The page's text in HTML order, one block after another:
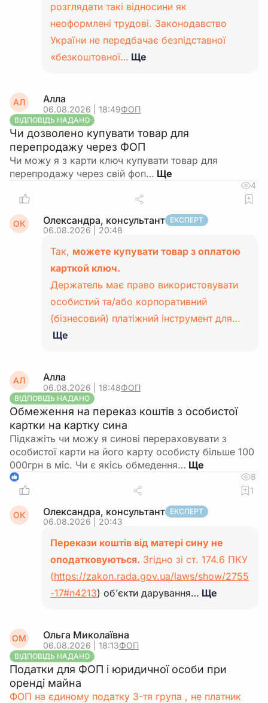
розглядати такі відносини як
неоформлені трудові. Законодавство
України не передбачає безпідставної
«безкоштовної… Ще
АЛ Алла
06.08.2026 | 18:49ФОП
ВІДПОВІДЬ НАДАНО
Чи дозволено купувати товар для
перепродажу через ФОП
Чи можу я з карти ключ купувати товар для
перепродажу через свій фоп…
4
ОК Олександра, консультант ЕКСПЕРТ
06.08.2026 | 20:48
Так, можете купувати товар з оплатою
карткой ключ.
Держатель має право використовувати
особистий та/або корпоративний
(бізнесовий) платіжний інструмент для…
Ще
АЛ Алла
06.08.2026 | 18:48ФОП
ВІДПОВІДЬ НАДАНО
Обмеження на переказ коштів з особистої
картки на картку сина
Підкажіть чи можу я синові перераховувати з
особистої карти на його карту особисту більше 100
000грн в міс. Чи є якісь обмедення…
1
8
1
ОК Олександра, консультант ЕКСПЕРТ
06.08.2026 | 20:43
Перекази коштів від матері сину не
оподатковуються. Згідно зі ст. 174.6 ПКУ
(https://zakon.rada.gov.ua/laws/show/2755
-17#n4213) об’єкти дарування… Ще
ОМ Ольга Миколаївна
06.08.2026 | 18:13ФОП
ВІДПОВІДЬ НАДАНО
Податки для ФОП і юридичної особи при
оренді майна
ФОП на єдиному податку 3-тя група , не платник